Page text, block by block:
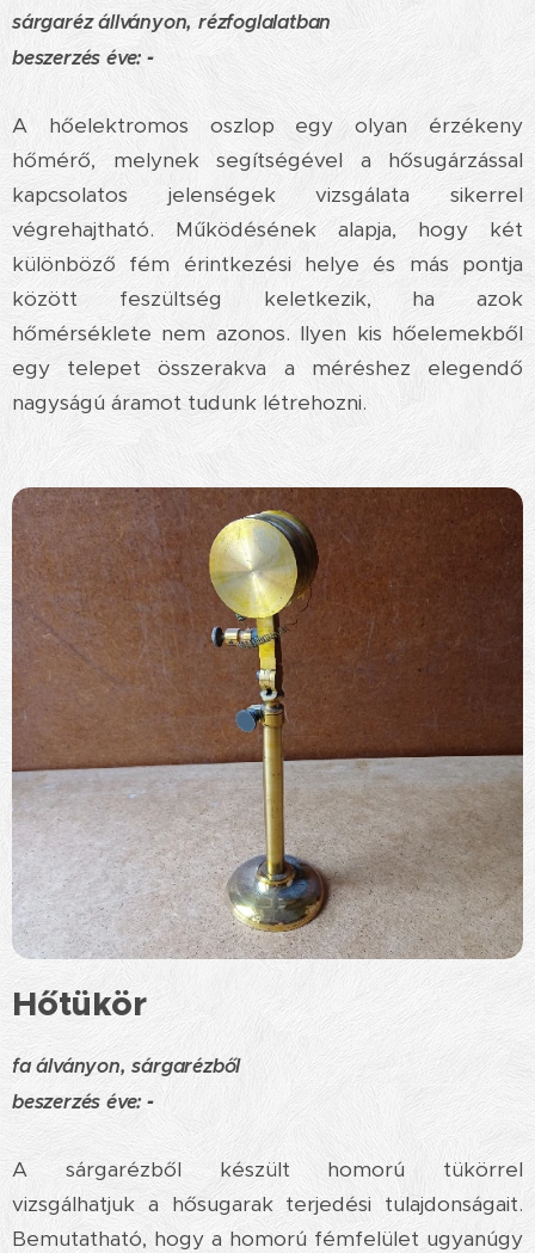
sárgaréz állványon, rézfoglalatban
beszerzés éve:-
A hőelektromos oszlop egy olyan érzékeny
hőmérő, melynek segítségével a hősugárzással
kapcsolatos jelenségek vizsgálata sikerrel
végrehajtható. Működésének alapja, hogy két
különböző fém érintkezési helye és más pontja
között feszültség keletkezik, ha azok
hőmérséklete nem azonos. Ilyen kis hőelemekből
egy telepet összerakva a méréshez elegendő
nagyságú áramot tudunk létrehozni.
Hőtükör
fa álványon, sárgarézből
beszerzés éve:-
A sárgarézből készült homorú tükörrel
vizsgálhatjuk a hősugarak terjedési tulajdonságait.
Bemutatható, hogy a homorú fémfelület ugyanúgy